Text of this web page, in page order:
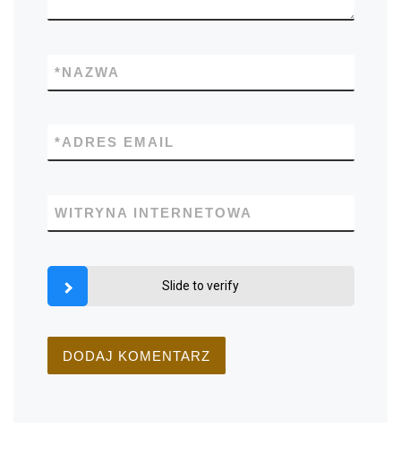
NAZWA
*
ADRES EMAIL
*
WITRYNA INTERNETOWA
Slide to verify